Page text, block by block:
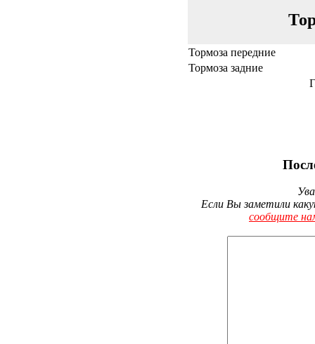
Тормоза передние
Тормоза задние
Если Вы заметили
сообщите